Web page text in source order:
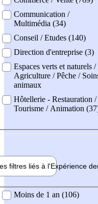
Communication /
Multimédia (34)
Conseil / Etudes (140)
Direction d'entreprise (3)
Espaces verts et naturels /
Agriculture / Pêche /
animaux
Hôtellerie - Restauration /
Tourisme / Animation
filtres liés à l'Expérience
demandée
Moins de 1 an (106)